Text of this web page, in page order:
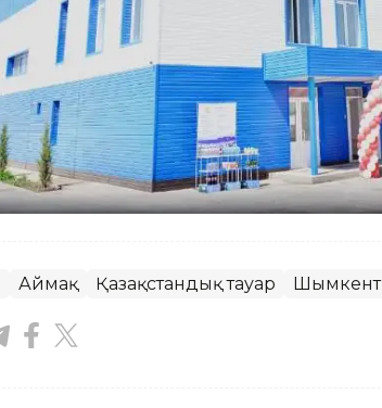
Аймақ Қазақстандық тауар Шымкент